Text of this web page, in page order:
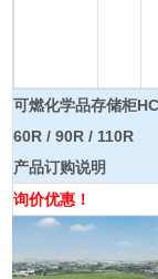
可燃化学品存储柜
60R / 90R / 110R
产品订购说明
询价优惠！